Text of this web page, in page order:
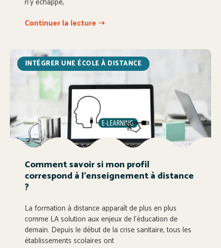
Continuer la lecture ➝
INTÉGRER UNE ÉCOLE À DISTANCE
Comment savoir si mon profil
correspond à l’enseignement à distance
?
La formation à distance apparaît de plus en plus
comme LA solution aux enjeux de l’éducation de
demain. Depuis le début de la crise sanitaire, tous les
établissements scolaires ont